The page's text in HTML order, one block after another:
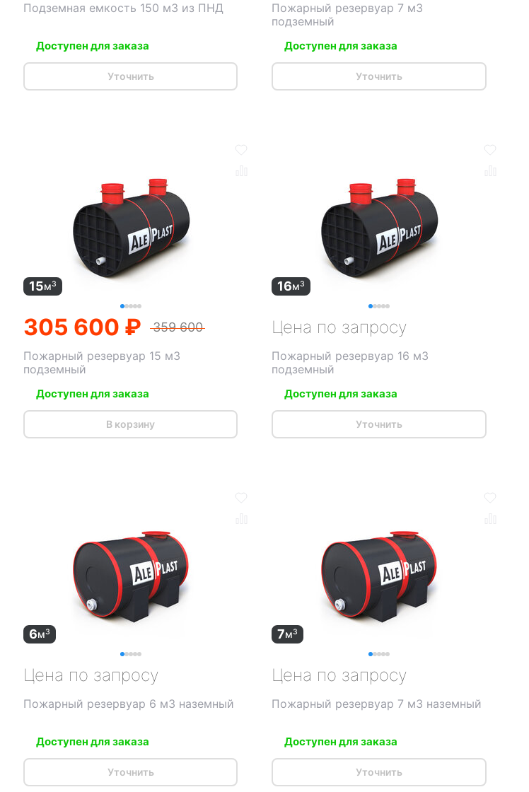
Подземная емкость 150 м3 из ПНД
Доступен для заказа
Уточнить
Пожарный резервуар 7 м3
подземный
Доступен для заказа
Уточнить
Пожарный резервуар 15 м3
подземный
15м3
Доступен для заказа
305 600 ₽ 359 600
В корзину
Пожарный резервуар 16 м3
подземный
16м3
Доступен для заказа
Цена по запросу
Уточнить
Пожарный резервуар 6 м3 наземный
6м3
Доступен для заказа
Цена по запросу
Уточнить
Пожарный резервуар 7 м3 наземный
7м3
Доступен для заказа
Цена по запросу
Уточнить